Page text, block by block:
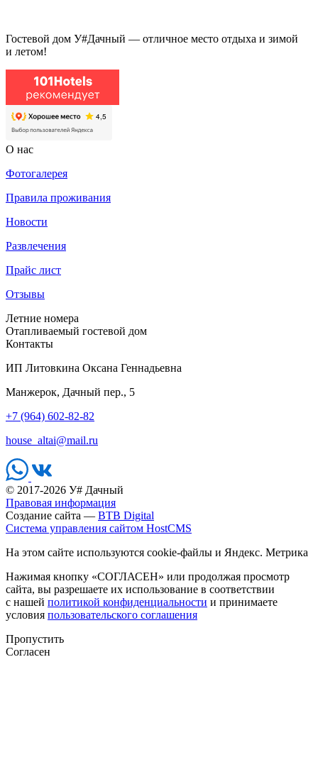
Гостевой дом У#Дачный — отличное место отдыха и зимой
и летом!
О нас
Фотогалерея
Правила проживания
Новости
Развлечения
Прайс лист
Отзывы
Летние номера
Отапливаемый гостевой дом
Контакты
ИП Литовкина Оксана Геннадьевна
Манжерок, Дачный пер., 5
+7 (964) 602-82-82
house_altai@mail.ru
© 2017-2026 У# Дачный
Правовая информация
Создание сайта — BTB Digital
Система управления сайтом HostCMS
На этом сайте используются cookie-файлы и Яндекс. Метрика
Нажимая кнопку «СОГЛАСЕН» или продолжая просмотр
сайта, вы разрешаете их использование в соответствии
с нашей политикой конфиденциальности и принимаете
условия пользовательского соглашения
Пропустить
Согласен